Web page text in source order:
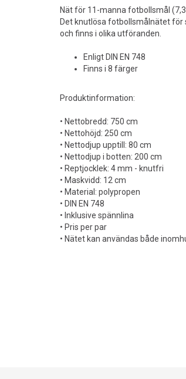
Nät för 11-manna fotbollsmål
Det knutlösa fotbollsmålnätet för
och finns i olika utföranden.
Enligt DIN EN 748
Finns i 8 färger
Produktinformation:
• Nettobredd: 750 cm
• Nettohöjd: 250 cm
• Nettodjup upptill: 80 cm
• Nettodjup i botten: 200 cm
• Reptjocklek: 4 mm - knutfri
• Maskvidd: 12 cm
• Material: polypropen
• DIN EN 748
• Inklusive spännlina
• Pris per par
• Nätet kan användas både